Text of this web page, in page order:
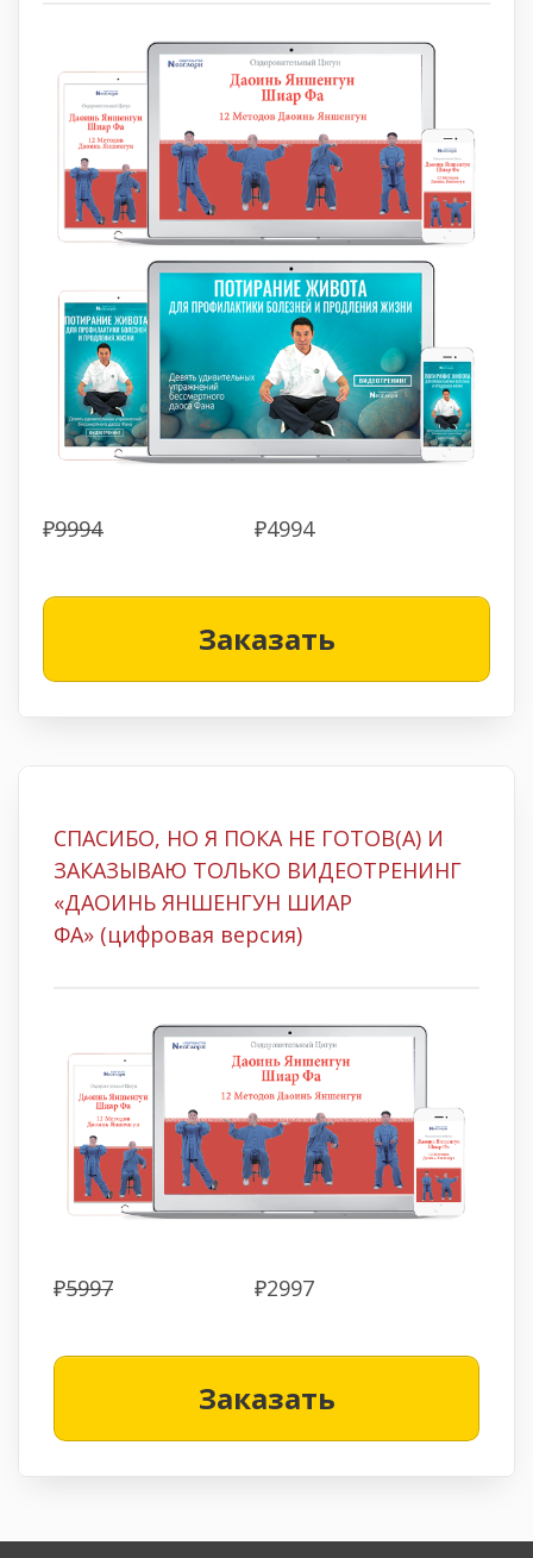
₽9994 ₽4994
Заказать
СПАСИБО, НО Я ПОКА НЕ ГОТОВ(А) И
ЗАКАЗЫВАЮ ТОЛЬКО ВИДЕОТРЕНИНГ
«ДАОИНЬ ЯНШЕНГУН ШИАР
ФА» (цифровая версия)
₽5997 ₽2997
Заказать